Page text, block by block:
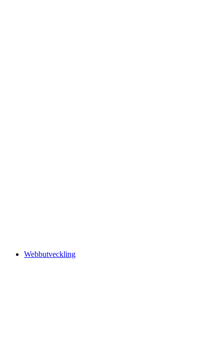
Webbutveckling